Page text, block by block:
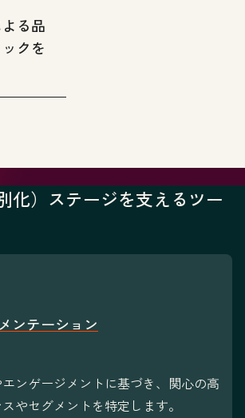
る品
クを
化）ステージを支えるツー
ンテーション
ンゲージメントに基づき、関心の高
やセグメントを特定します。